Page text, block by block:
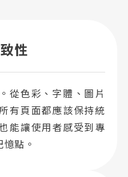
性
從色彩、字體、圖片
有頁面都應該保持統
能讓使用者感受到專
點。